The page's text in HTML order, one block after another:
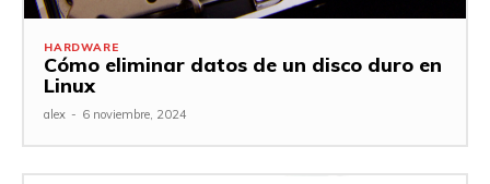
HARDWARE
Cómo eliminar datos de un disco duro en
Linux
alex - 6 noviembre, 2024